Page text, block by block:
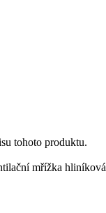
tohoto produktu.
mřížka hliníková